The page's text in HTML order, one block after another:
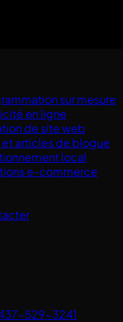
sur mesure
en ligne
de site web
et articles de blogue
local
e-commerce
529-3241